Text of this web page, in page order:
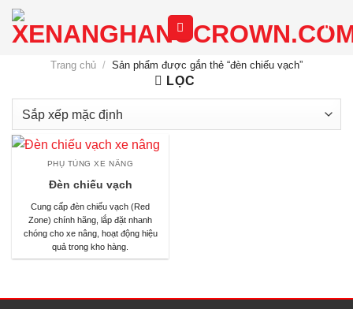
Chuyển
đến
0
Trang chủ / Sản phẩm được gắn thẻ “đèn chiếu vạch”
LỌC
PHỤ TÙNG XE NÂNG
Đèn chiếu vạch
Cung cấp đèn chiếu vạch (Red
Zone) chính hãng, lắp đặt nhanh
chóng cho xe nâng, hoạt động hiệu
quả trong kho hàng.